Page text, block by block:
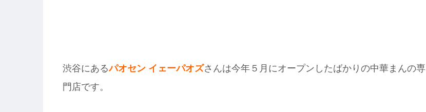
渋谷にあるパオセン イェーパオズさんは今年５月にオープンしたばかりの中華まんの専
門店です。